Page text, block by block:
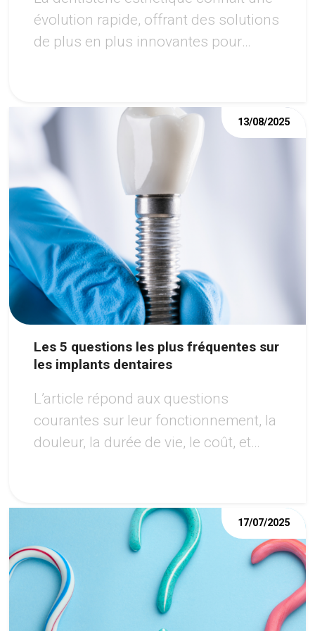
évolution rapide, offrant des solutions
de plus en plus innovantes pour
Les 5 questions les plus fréquentes sur
les implants dentaires
13/08/2025
L’article répond aux questions
courantes sur leur fonctionnement, la
douleur, la durée de vie, le coût, et
option moderne pour retrouver un
sourire harmonieux.
17/07/2025